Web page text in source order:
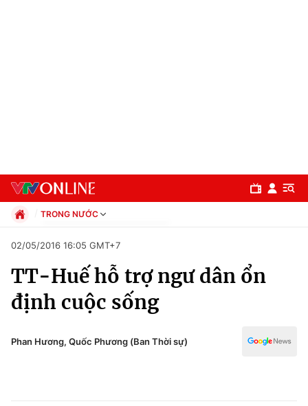
Chuyên mục
Chính trị
TRONG NƯỚC
Xã hội
Pháp luật
Thể thao
Văn hóa - Giải trí
02/05/2016 16:05 GMT+7
TT-Huế hỗ trợ ngư dân ổn
định cuộc sống
Phan Hương, Quốc Phương (Ban Thời sự)